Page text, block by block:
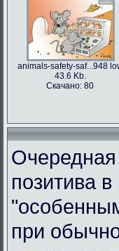
animals-safety-saf...948
43.6 Kb.
Скачано: 80
позитива
при